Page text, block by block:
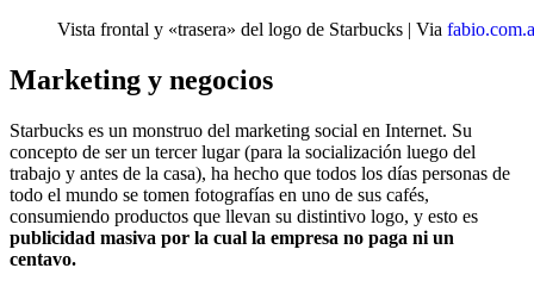
Vista frontal y «trasera» del logo de Starbucks | Via
Marketing y negocios
Starbucks es un monstruo del marketing social en Internet. Su
concepto de ser un tercer lugar (para la socialización luego del
trabajo y antes de la casa), ha hecho que todos los días personas de
todo el mundo se tomen fotografías en uno de sus cafés,
consumiendo productos que llevan su distintivo logo, y esto es
publicidad masiva por la cual la empresa no paga ni un
centavo.